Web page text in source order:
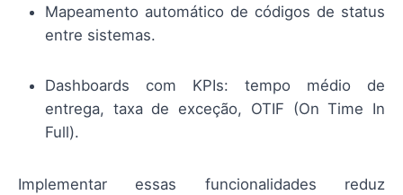
Mapeamento automático de códigos de status
entre sistemas.
Dashboards com KPIs: tempo médio de
entrega, taxa de exceção, OTIF (On Time In
Full).
Implementar essas funcionalidades reduz